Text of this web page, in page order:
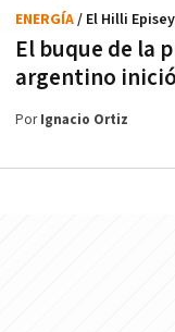
El buque de la
argentino
ENERGÍA/ El Hilli
PorIgnacio Ortiz